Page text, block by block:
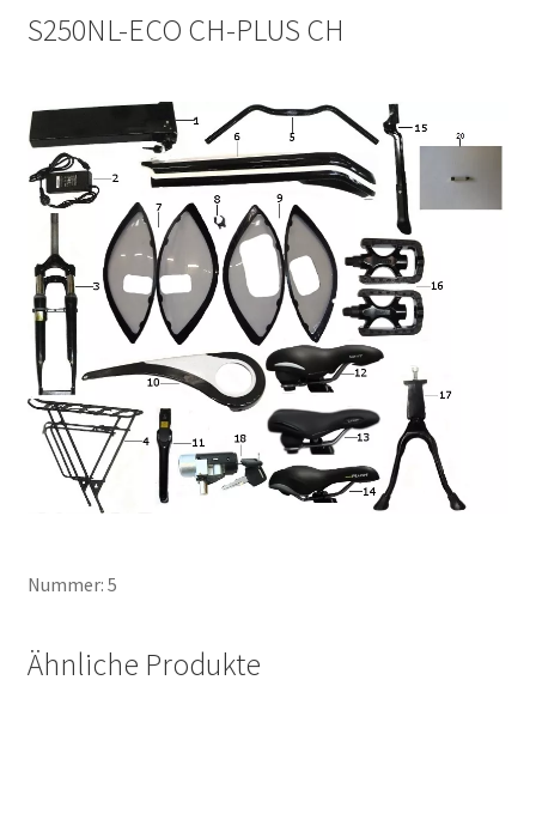
S250NL-ECO CH-PLUS CH
Nummer: 5
Ähnliche Produkte